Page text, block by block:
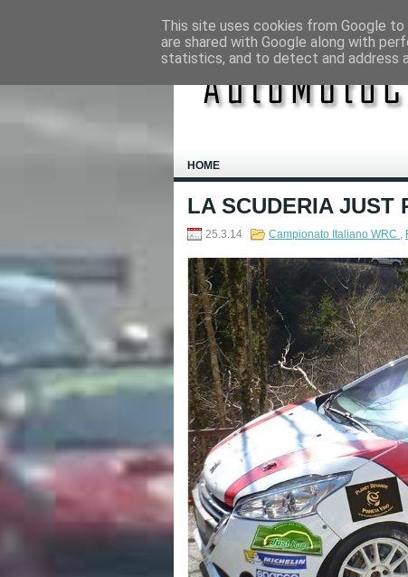
HOME
LA SCUDERIA JUST
25.3.14 Campionato Italiano WRC ,
This site uses cookies from Google
are shared with Google along with
statistics, and to detect and address